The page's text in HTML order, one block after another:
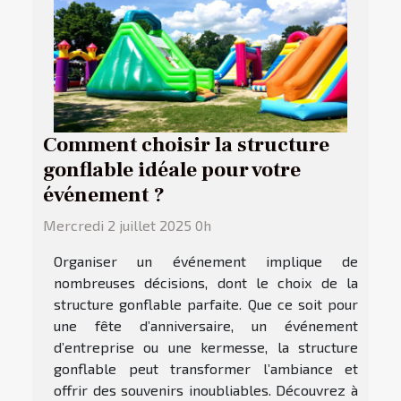
Comment choisir la structure
gonflable idéale pour votre
événement ?
Mercredi 2 juillet 2025 0h
Organiser un événement implique de
nombreuses décisions, dont le choix de la
structure gonflable parfaite. Que ce soit pour
une fête d’anniversaire, un événement
d’entreprise ou une kermesse, la structure
gonflable peut transformer l’ambiance et
offrir des souvenirs inoubliables. Découvrez à